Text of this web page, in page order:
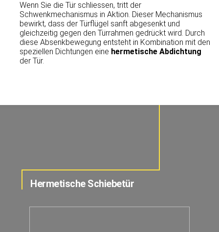
Wenn Sie die Tür schliessen, tritt der
Schwenkmechanismus in Aktion. Dieser Mechanismus
bewirkt, dass der Türflügel sanft abgesenkt und
gleichzeitig gegen den Türrahmen gedrückt wird. Durch
diese Absenkbewegung entsteht in Kombination mit den
speziellen Dichtungen eine hermetische Abdichtung
der Tür.
Hermetische Schiebetür